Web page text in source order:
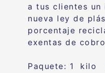
a tus clientes un
nueva ley de
porcentaje
exentas de
Paquete: 1 kilo